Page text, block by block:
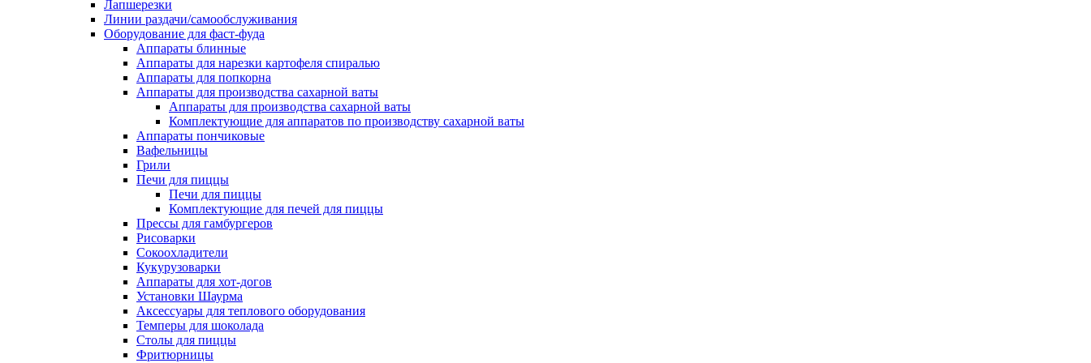
Лапшерезки
Линии раздачи/самообслуживания
Оборудование для фаст-фуда
Аппараты блинные
Аппараты для нарезки картофеля спиралью
Аппараты для попкорна
Аппараты для производства сахарной ваты
Аппараты для производства сахарной ваты
Комплектующие для аппаратов по производству сахарной ваты
Аппараты пончиковые
Вафельницы
Грили
Печи для пиццы
Печи для пиццы
Комплектующие для печей для пиццы
Прессы для гамбургеров
Рисоварки
Сокоохладители
Кукурузоварки
Аппараты для хот-догов
Установки Шаурма
Аксессуары для теплового оборудования
Темперы для шоколада
Столы для пиццы
Фритюрницы